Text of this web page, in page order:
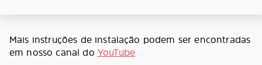
Mais instruções de instalação podem ser encontradas
em nosso canal do YouTube